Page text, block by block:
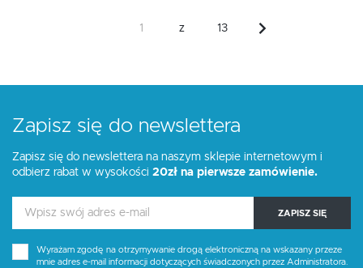
z 13
Zapisz się do newslettera
Zapisz się do newslettera na naszym sklepie internetowym i
odbierz rabat w wysokości 20zł na pierwsze zamówienie.
ZAPISZ SIĘ
Wyrażam zgodę na otrzymywanie drogą elektroniczną na wskazany przeze
mnie adres e-mail informacji dotyczących świadczonych przez Administratora.